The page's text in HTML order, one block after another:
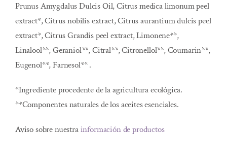
Prunus Amygdalus Dulcis Oil, Citrus medica limonum peel
extract*, Citrus nobilis extract, Citrus aurantium dulcis peel
extract*, Citrus Grandis peel extract, Limonene**,
Linalool**, Geraniol**, Citral**, Citronellol**, Coumarin**,
Eugenol**, Farnesol** .
*Ingrediente procedente de la agricultura ecológica.
**Componentes naturales de los aceites esenciales.
Aviso sobre nuestrainformación de productos